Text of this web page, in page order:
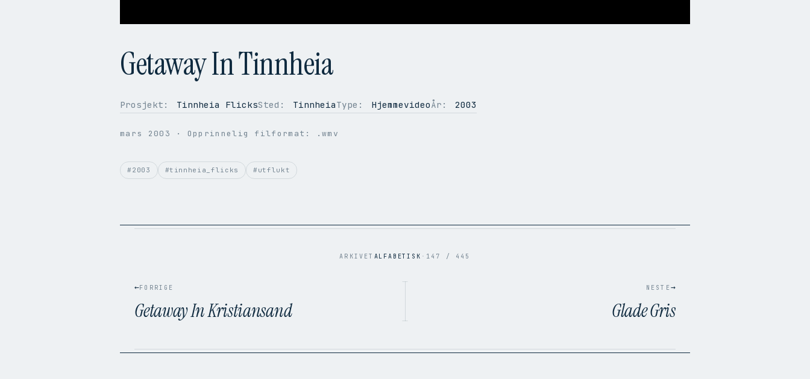
BILDER PER SEK. 24.95
AAC
BITRATE 1.4 Mbps
Getaway In Tinnheia
Prosjekt: Tinnheia FlicksSted: TinnheiaType: HjemmevideoÅr: 2003
mars 2003 · Opprinnelig filformat: .wmv
#2003 #tinnheia_flicks #utflukt
ARKIVET ALFABETISK · 147 / 445
←FORRIGE
Getaway In Kristiansand
NESTE→
Glade Gris